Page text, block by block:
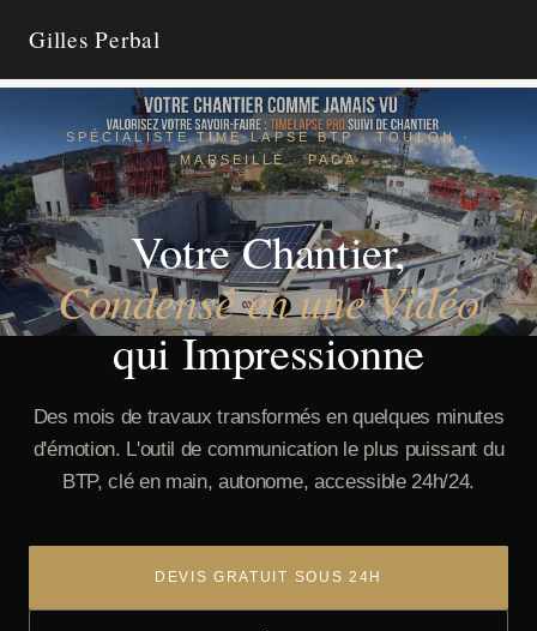
Gilles Perbal
PHOTOS ENTREPRISE
TIME-LAPSE & CHANTIER
CONTACT
SPÉCIALISTE TIME-LAPSE BTP · TOULON ·
MARSEILLE · PACA
Votre Chantier,
Condensé en une Vidéo
qui Impressionne
Des mois de travaux transformés en quelques minutes
d'émotion. L'outil de communication le plus puissant du
BTP, clé en main, autonome, accessible 24h/24.
DEVIS GRATUIT SOUS 24H